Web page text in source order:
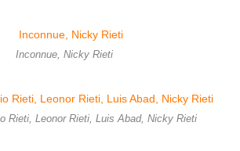
Inconnue, Nicky Rieti
Rieti, Leonor Rieti, Luis Abad, Nicky Rieti